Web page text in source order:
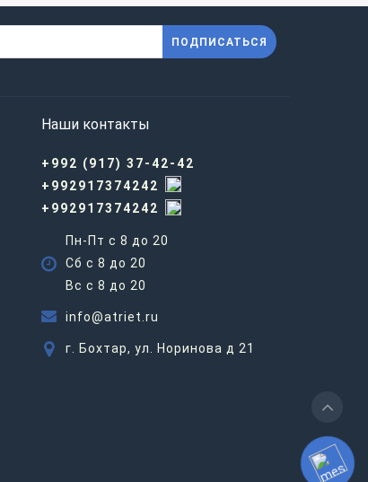
ПОДПИСАТЬСЯ
Наши контакты
+992 (917) 37-42-42
+992917374242
+992917374242
Пн-Пт с 8 до 20
Сб с 8 до 20
Вс c 8 до 20
info@atriet.ru
г. Бохтар, ул. Норинова д 21